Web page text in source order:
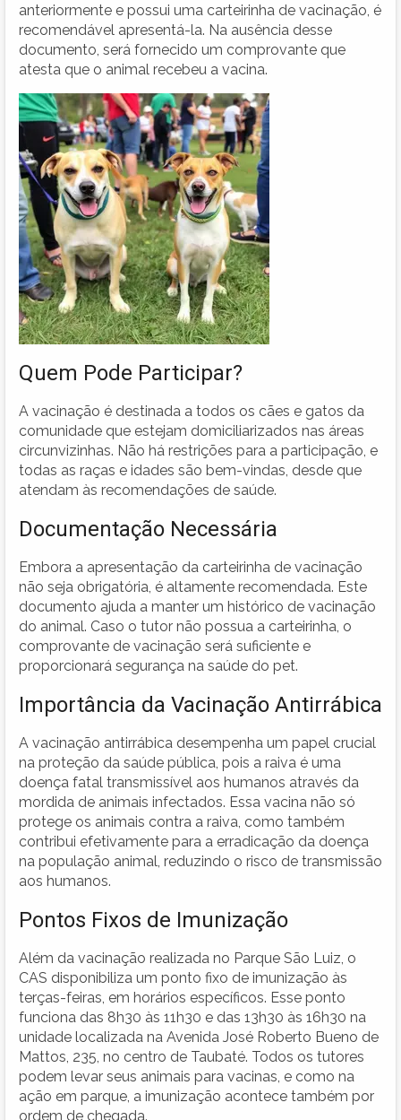
anteriormente e possui uma carteirinha de vacinação, é
recomendável apresentá-la. Na ausência desse
documento, será fornecido um comprovante que
atesta que o animal recebeu a vacina.
Quem Pode Participar?
A vacinação é destinada a todos os cães e gatos da
comunidade que estejam domiciliarizados nas áreas
circunvizinhas. Não há restrições para a participação, e
todas as raças e idades são bem-vindas, desde que
atendam às recomendações de saúde.
Documentação Necessária
Embora a apresentação da carteirinha de vacinação
não seja obrigatória, é altamente recomendada. Este
documento ajuda a manter um histórico de vacinação
do animal. Caso o tutor não possua a carteirinha, o
comprovante de vacinação será suficiente e
proporcionará segurança na saúde do pet.
Importância da Vacinação Antirrábica
A vacinação antirrábica desempenha um papel crucial
na proteção da saúde pública, pois a raiva é uma
doença fatal transmissível aos humanos através da
mordida de animais infectados. Essa vacina não só
protege os animais contra a raiva, como também
contribui efetivamente para a erradicação da doença
na população animal, reduzindo o risco de transmissão
aos humanos.
Pontos Fixos de Imunização
Além da vacinação realizada no Parque São Luiz, o
CAS disponibiliza um ponto fixo de imunização às
terças-feiras, em horários específicos. Esse ponto
funciona das 8h30 às 11h30 e das 13h30 às 16h30 na
unidade localizada na Avenida José Roberto Bueno de
Mattos, 235, no centro de Taubaté. Todos os tutores
podem levar seus animais para vacinas, e como na
ação em parque, a imunização acontece também por
ordem de chegada.